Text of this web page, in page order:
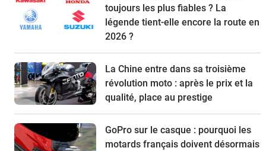
toujours les plus fiables ? La
légende tient-elle encore la route en
2026 ?
La Chine entre dans sa troisième
révolution moto : après le prix et la
qualité, place au prestige
GoPro sur le casque : pourquoi les
motards français doivent désormais